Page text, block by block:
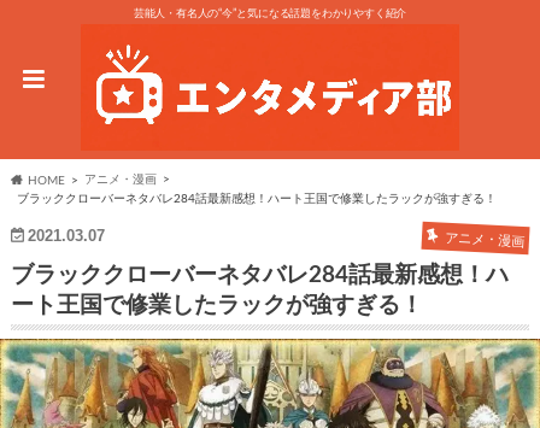
芸能人・有名人の“今”と気になる話題をわかりやすく紹介
HOME
アニメ・漫画
ブラッククローバーネタバレ284話最新感想！ハート王国で修業したラックが強すぎる！
2021.03.07 アニメ・漫画
ブラッククローバーネタバレ284話最新感想！ハ
ート王国で修業したラックが強すぎる！